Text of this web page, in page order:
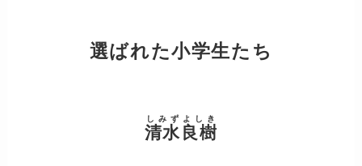
選ばれた小学生たち
清水良樹
しみずよしき